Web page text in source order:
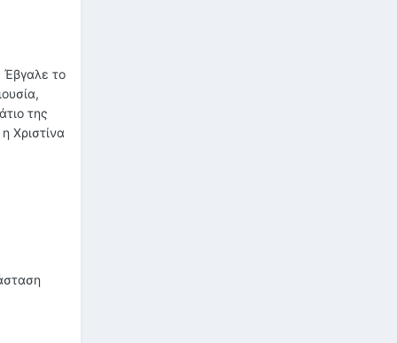
Έβγαλε το
της
Χριστίνα